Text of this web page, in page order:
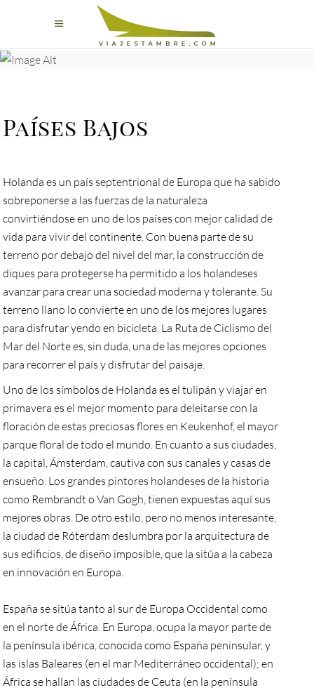
Países Bajos
Destination
Países Bajos
Holanda es un país septentrional de Europa que ha sabido
sobreponerse a las fuerzas de la naturaleza
convirtiéndose en uno de los países con mejor calidad de
vida para vivir del continente. Con buena parte de su
terreno por debajo del nivel del mar, la construcción de
diques para protegerse ha permitido a los holandeses
avanzar para crear una sociedad moderna y tolerante. Su
terreno llano lo convierte en uno de los mejores lugares
para disfrutar yendo en bicicleta. La Ruta de Ciclismo del
Mar del Norte es, sin duda, una de las mejores opciones
para recorrer el país y disfrutar del paisaje.
Uno de los símbolos de Holanda es el tulipán y viajar en
primavera es el mejor momento para deleitarse con la
floración de estas preciosas flores en Keukenhof, el mayor
parque floral de todo el mundo. En cuanto a sus ciudades,
la capital, Ámsterdam, cautiva con sus canales y casas de
ensueño. Los grandes pintores holandeses de la historia
como Rembrandt o Van Gogh, tienen expuestas aquí sus
mejores obras. De otro estilo, pero no menos interesante,
la ciudad de Róterdam deslumbra por la arquitectura de
sus edificios, de diseño imposible, que la sitúa a la cabeza
en innovación en Europa.
España se sitúa tanto al sur de Europa Occidental como
en el norte de África. En Europa, ocupa la mayor parte de
la península ibérica, conocida como España peninsular, y
las islas Baleares (en el mar Mediterráneo occidental); en
África se hallan las ciudades de Ceuta (en la península